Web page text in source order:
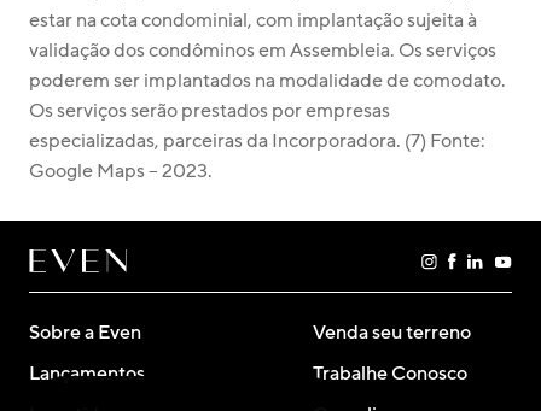
estar na cota condominial, com implantação sujeita à
validação dos condôminos em Assembleia. Os serviços
poderem ser implantados na modalidade de comodato.
Os serviços serão prestados por empresas
especializadas, parceiras da Incorporadora. (7) Fonte:
Google Maps – 2023.
Sobre a Even
Lançamentos
Venda seu terreno
Trabalhe Conosco